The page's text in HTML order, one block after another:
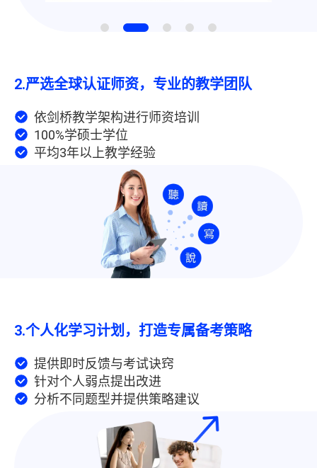
2.严选全球认证师资，专业的教学团队
依剑桥教学架构进行师资培训
100%学硕士学位
平均3年以上教学经验
3.个人化学习计划，打造专属备考策略
提供即时反馈与考试诀窍
针对个人弱点提出改进
分析不同题型并提供策略建议